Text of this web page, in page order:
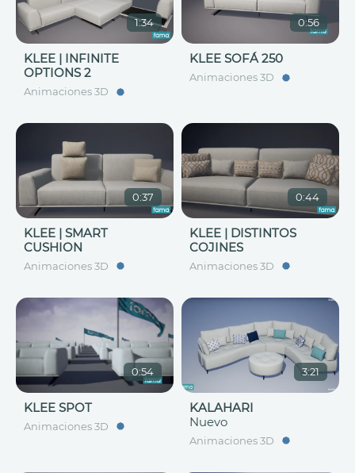
1:34
KLEE | INFINITE
OPTIONS 2
Animaciones 3D
0:56
KLEE SOFÁ 250
Animaciones 3D
0:37
KLEE | SMART
CUSHION
Animaciones 3D
0:44
KLEE | DISTINTOS
COJINES
Animaciones 3D
0:54
KLEE SPOT
Animaciones 3D
3:21
KALAHARI
Nuevo
Animaciones 3D